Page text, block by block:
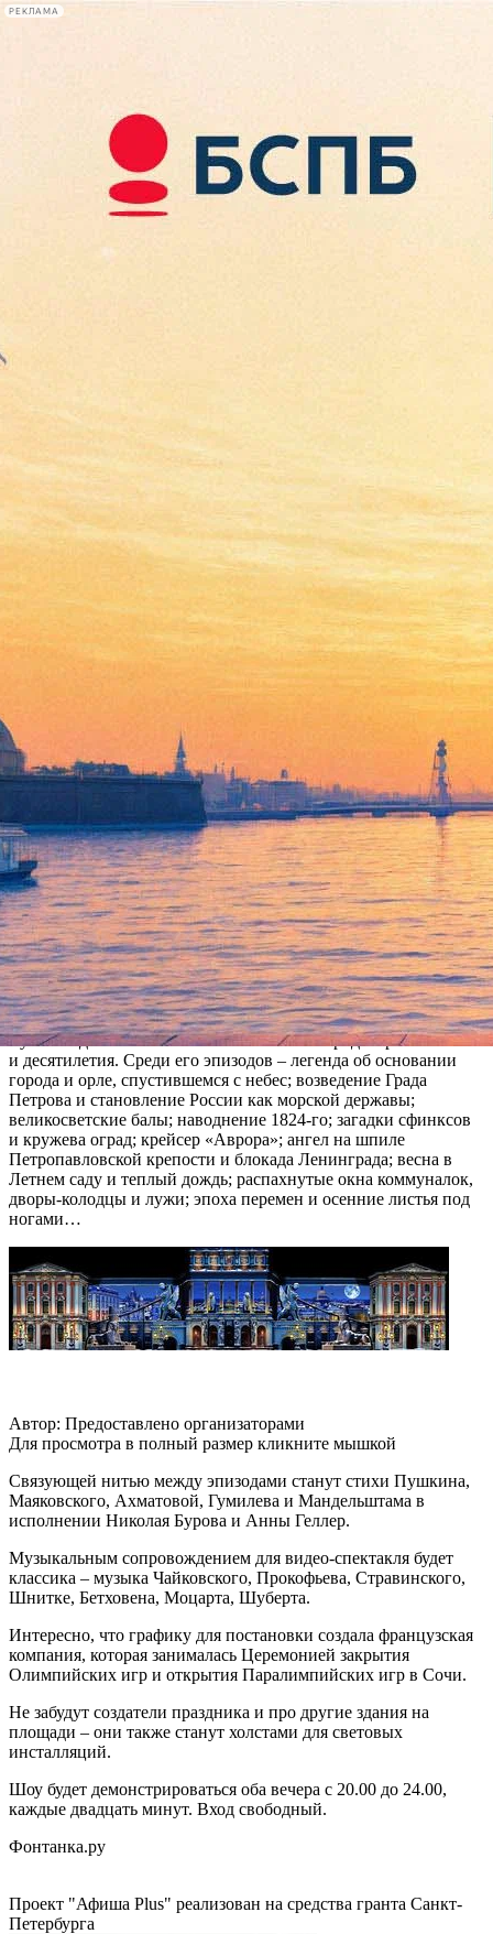
РЕКЛАМА
Сегодня:
2026.08.08
14:18
Афиша Plus
На Фестивале света
расскажут легенды
Петербурга
Версия для печати
4 и 5 ноября петербуржцев ждет Фестиваль света, который
целиком охватит Исаакиевскую площадь. Организаторы и
создатели проекта – Комитет по развитию туризма, Городской
центр размещения рекламы и творческая группа Dance Open,
– готовят новые 3D-мэппинг шоу и лазерные инсталляции.
Проекционное шоу на Исаакиевском соборе будет посвящено
истории формирования облика Петербурга и его духовной
культуры. В представлении будут задействованы
динамические световые приборы и архитектурная подсветка.
На здании Мариинского дворца публику ждет полноценный
мультимедийный 3D-спектакль о жизни города в разные века
и десятилетия. Среди его эпизодов – легенда об основании
города и орле, спустившемся с небес; возведение Града
Петрова и становление России как морской державы;
великосветские балы; наводнение 1824-го; загадки сфинксов
и кружева оград; крейсер «Аврора»; ангел на шпиле
Петропавловской крепости и блокада Ленинграда; весна в
Летнем саду и теплый дождь; распахнутые окна коммуналок,
дворы-колодцы и лужи; эпоха перемен и осенние листья под
ногами…
Автор: Предоставлено организаторами
Для просмотра в полный размер кликните мышкой
Связующей нитью между эпизодами станут стихи Пушкина,
Маяковского, Ахматовой, Гумилева и Мандельштама в
исполнении Николая Бурова и Анны Геллер.
Музыкальным сопровождением для видео-спектакля будет
классика – музыка Чайковского, Прокофьева, Стравинского,
Шнитке, Бетховена, Моцарта, Шуберта.
Интересно, что графику для постановки создала французская
компания, которая занималась Церемонией закрытия
Олимпийских игр и открытия Паралимпийских игр в Сочи.
Не забудут создатели праздника и про другие здания на
площади – они также станут холстами для световых
инсталляций.
Шоу будет демонстрироваться оба вечера с 20.00 до 24.00,
каждые двадцать минут. Вход свободный.
Фонтанка.ру
Проект "Афиша Plus" реализован на средства гранта Санкт-
Петербурга